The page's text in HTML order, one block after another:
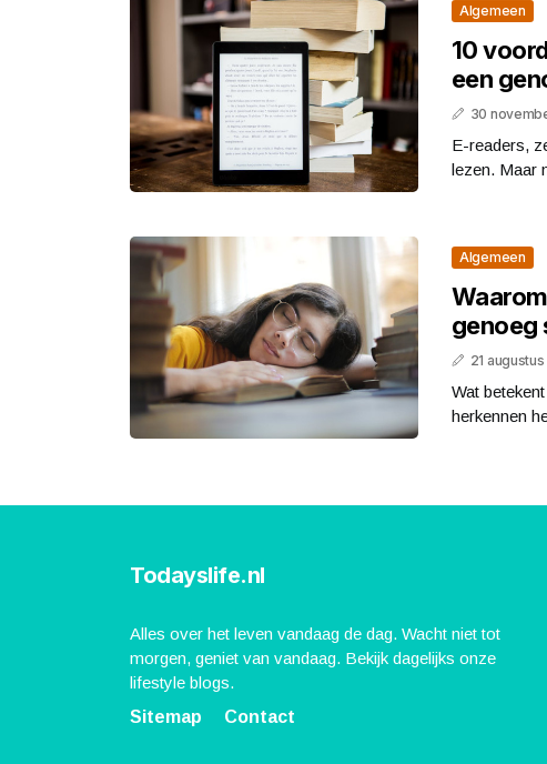
Algemeen
10
een
30
E-readers,
lezen. Maar
Algemeen
genoeg
21
Wat
herkennen
Todayslife.nl
Alles over het leven vandaag de dag. Wacht niet tot
morgen, geniet van vandaag. Bekijk dagelijks onze
lifestyle blogs.
Sitemap
Contact